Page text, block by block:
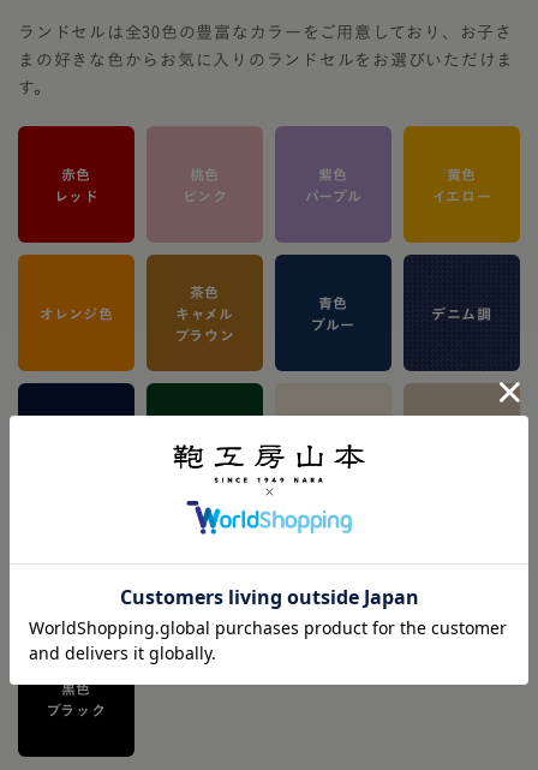
ランドセルは全30色の豊富なカラーをご用意しており、お子さ
まの好きな色からお気に入りのランドセルをお選びいただけま
す。
赤色
レッド
桃色
ピンク
紫色
パープル
黄色
イエロー
オレンジ色
茶色
キャメル
ブラウン
青色
ブルー
デニム調
グリーン
アイボリー
黒色
ブラック